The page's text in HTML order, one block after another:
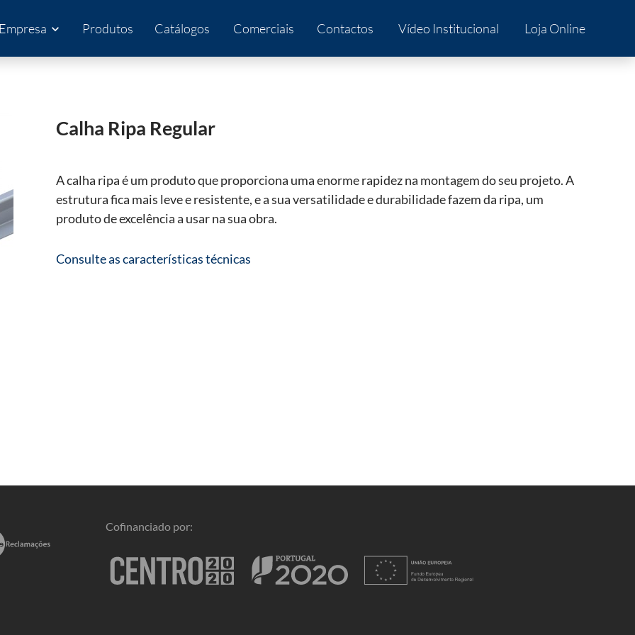
expand_more Produtos Catálogos Comerciais Contactos Vídeo Institucional Loja Online
Calha Ripa Regular
A calha ripa é um produto que proporciona uma enorme rapidez na montagem do seu projeto. A
estrutura fica mais leve e resistente, e a sua versatilidade e durabilidade fazem da ripa, um
produto de excelência a usar na sua obra.
Consulte as características técnicas
Cofinanciado por: